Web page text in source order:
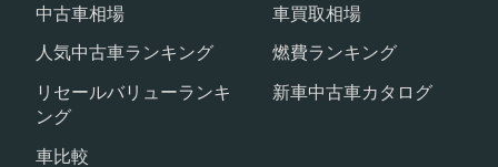
中古車相場
車買取相場
人気中古車ランキング
燃費ランキング
リセールバリューランキ
ング
新車中古車カタログ
車比較